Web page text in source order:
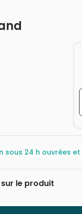
sous 24 h ouvrées
le produit